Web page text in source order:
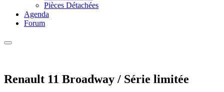
Pièces Détachées
Agenda
Forum
Renault 11 Broadway / Série limitée